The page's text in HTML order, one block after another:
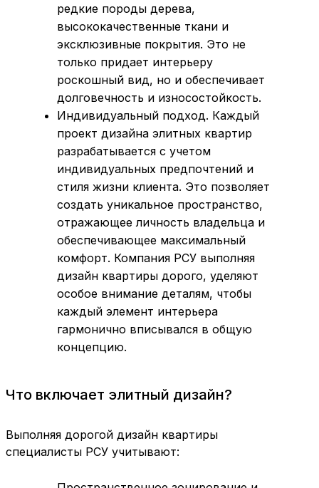
редкие породы дерева,
высококачественные ткани и
эксклюзивные покрытия. Это не
только придает интерьеру
роскошный вид, но и обеспечивает
долговечность и износостойкость.
Индивидуальный подход. Каждый
проект дизайна элитных квартир
разрабатывается с учетом
индивидуальных предпочтений и
стиля жизни клиента. Это позволяет
создать уникальное пространство,
отражающее личность владельца и
обеспечивающее максимальный
комфорт. Компания РСУ выполняя
дизайн квартиры дорого, уделяют
особое внимание деталям, чтобы
каждый элемент интерьера
гармонично вписывался в общую
концепцию.
Что включает элитный дизайн?
Выполняя дорогой дизайн квартиры
специалисты РСУ учитывают: